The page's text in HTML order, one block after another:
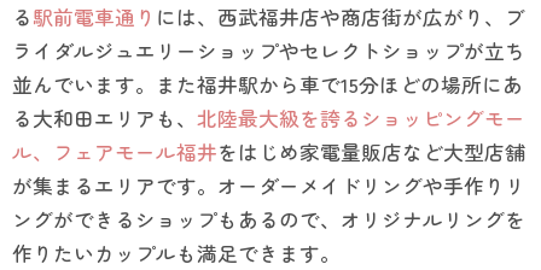
る駅前電車通り には、西武福井店や商店街が広がり、ブ
ライダルジュエリーショップやセレクトショップが立ち
並んでいます。また福井駅から車で15分ほどの場所にあ
る大和田エリアも、 北陸最大級を誇るショッピングモー
ル、フェアモール福井をはじめ家電量販店など大型店舗
が集まるエリアです。オーダーメイドリングや手作りリ
ングができるショップもあるので、オリジナルリングを
作りたいカップルも満足できます。